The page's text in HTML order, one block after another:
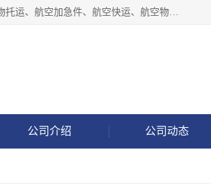
徐州福宝来物流有限公司专业从事机场航空货运、机场快递,航空快递、航空货运、宠物托运、航空加急件、航空快运、航空物流、航空托运、空运当日达等业务。
公司介绍 公司动态